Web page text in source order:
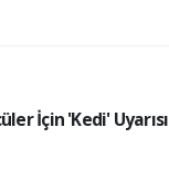
İçin 'Kedi' Uyarısı